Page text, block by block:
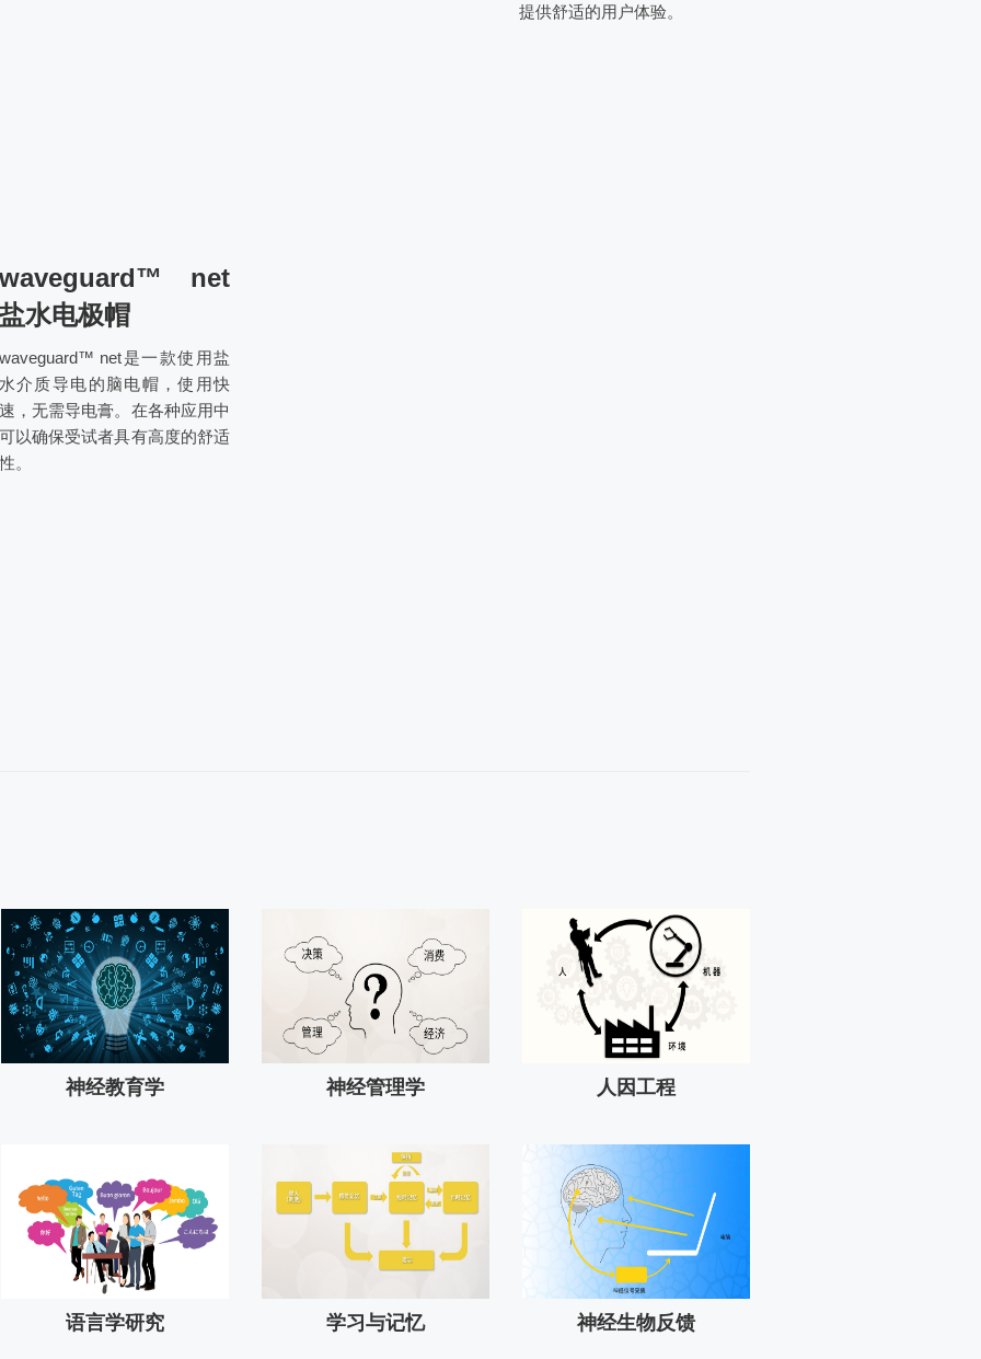
提供舒适的用户体验。
net
水电极帽
net是一款使用盐
介质导电的脑电帽，使用快
，无需导电膏。在各种应用中
以确保受试者具有高度的舒适
。
神经教育学 神经管理学 人因工程
语言学研究 学习与记忆 神经生物反馈